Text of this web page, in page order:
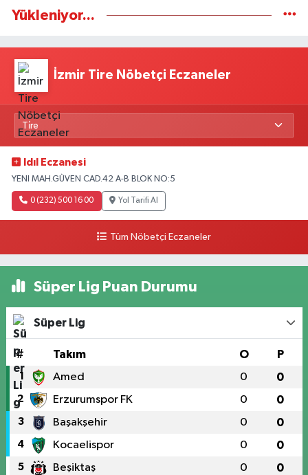
Yükleniyor...
İzmir Tire Nöbetçi Eczaneler
Idıl Eczanesi
YENI MAH.GÜVEN CAD.42 A-B BLOK NO:5
0 (232) 500 16 00 Yol Tarifi Al
Tüm Nöbetçi Eczaneler
Süper Lig Puan Durumu
Süper Lig
# Takım O P
1 Amed 0 0
2 Erzurumspor FK 0 0
3 Başakşehir 0 0
4 Kocaelispor 0 0
5 Beşiktaş 0 0